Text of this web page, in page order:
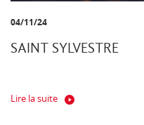
04/11/24
SAINT SYLVESTRE
Lire la suite